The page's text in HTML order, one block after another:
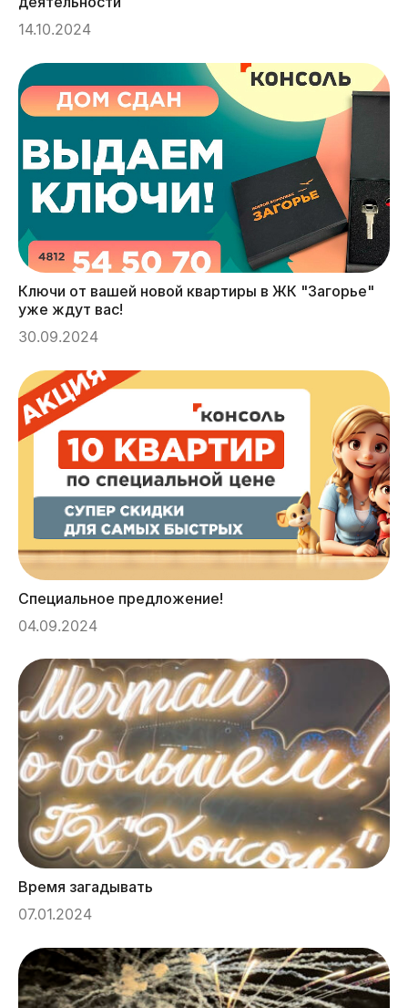
14.10.2024
Ключи от вашей новой квартиры в ЖК "Загорье"
уже ждут вас!
30.09.2024
Специальное предложение!
04.09.2024
Время загадывать
07.01.2024